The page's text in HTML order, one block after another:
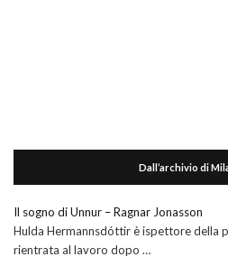
Dall’archivio di
Il sogno di Unnur – Ragnar Jonasson
Hulda Hermannsdóttir è ispettore della
rientrata al lavoro dopo …